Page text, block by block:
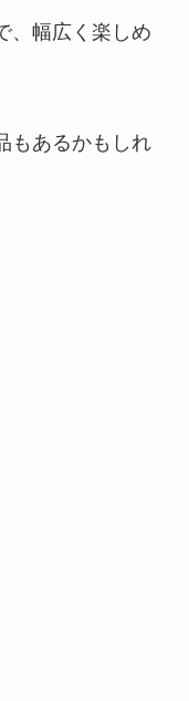
、幅広く楽しめ
もあるかもしれ